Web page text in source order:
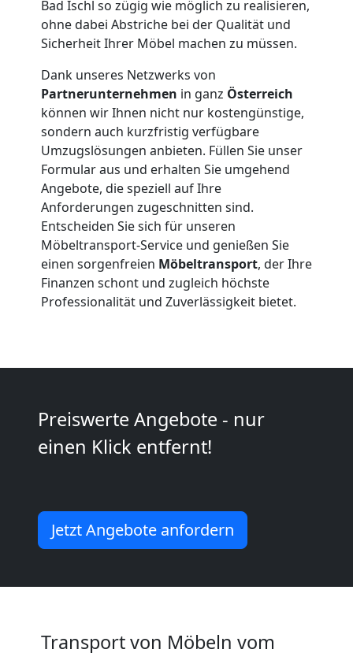
Bad Ischl so zügig wie möglich zu realisieren,
ohne dabei Abstriche bei der Qualität und
Sicherheit Ihrer Möbel machen zu müssen.
Dank unseres Netzwerks von
Partnerunternehmen in ganz Österreich
können wir Ihnen nicht nur kostengünstige,
sondern auch kurzfristig verfügbare
Umzugslösungen anbieten. Füllen Sie unser
Formular aus und erhalten Sie umgehend
Angebote, die speziell auf Ihre
Anforderungen zugeschnitten sind.
Entscheiden Sie sich für unseren
Möbeltransport-Service und genießen Sie
einen sorgenfreien Möbeltransport, der Ihre
Finanzen schont und zugleich höchste
Professionalität und Zuverlässigkeit bietet.
Preiswerte Angebote - nur
einen Klick entfernt!
Jetzt Angebote anfordern
Transport von Möbeln vom
Möbeltransport
National
Möbeltransport
International
Beiladung
National
Beiladung
International
Internationaler
Umzug
Nationaler
Umzug